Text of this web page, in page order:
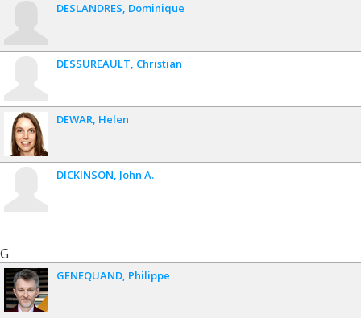
DESLANDRES Dominique
DESSUREAULT Christian
DEWAR Helen
DICKINSON John A.
G
GENEQUAND Philippe